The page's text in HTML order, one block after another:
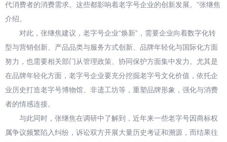
代消费者的消费需求。这些都影响着老字号企业的创新发展。”张继焦
介绍。
对此，张继焦建议，老字号企业“焕新”，需要企业向着数字化转
型与营销创新、产品品类与服务方式创新、品牌年轻化与国际化方面
努力，也需要相关部门从管理政策、协同保护方面集中发力。尤其是
在品牌年轻化方面，老字号企业要充分挖掘老字号文化价值，依托企
业历史打造老字号博物馆、非遗工坊等，重塑品牌形象，强化与消费
者的情感连接。
与此同时，张继焦在调研中了解到，近年来一些老字号因商标权
属争议频繁陷入纠纷，诉讼双方开展大量历史考证和溯源，而结果往